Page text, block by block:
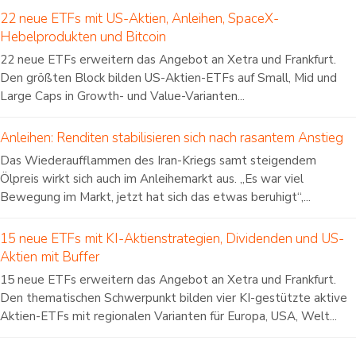
22 neue ETFs mit US-Aktien, Anleihen, SpaceX-
Hebelprodukten und Bitcoin
22 neue ETFs erweitern das Angebot an Xetra und Frankfurt.
Den größten Block bilden US-Aktien-ETFs auf Small, Mid und
Large Caps in Growth- und Value-Varianten...
Anleihen: Renditen stabilisieren sich nach rasantem Anstieg
Das Wiederaufflammen des Iran-Kriegs samt steigendem
Ölpreis wirkt sich auch im Anleihemarkt aus. „Es war viel
Bewegung im Markt, jetzt hat sich das etwas beruhigt“,...
15 neue ETFs mit KI-Aktienstrategien, Dividenden und US-
Aktien mit Buffer
15 neue ETFs erweitern das Angebot an Xetra und Frankfurt.
Den thematischen Schwerpunkt bilden vier KI-gestützte aktive
Aktien-ETFs mit regionalen Varianten für Europa, USA, Welt...